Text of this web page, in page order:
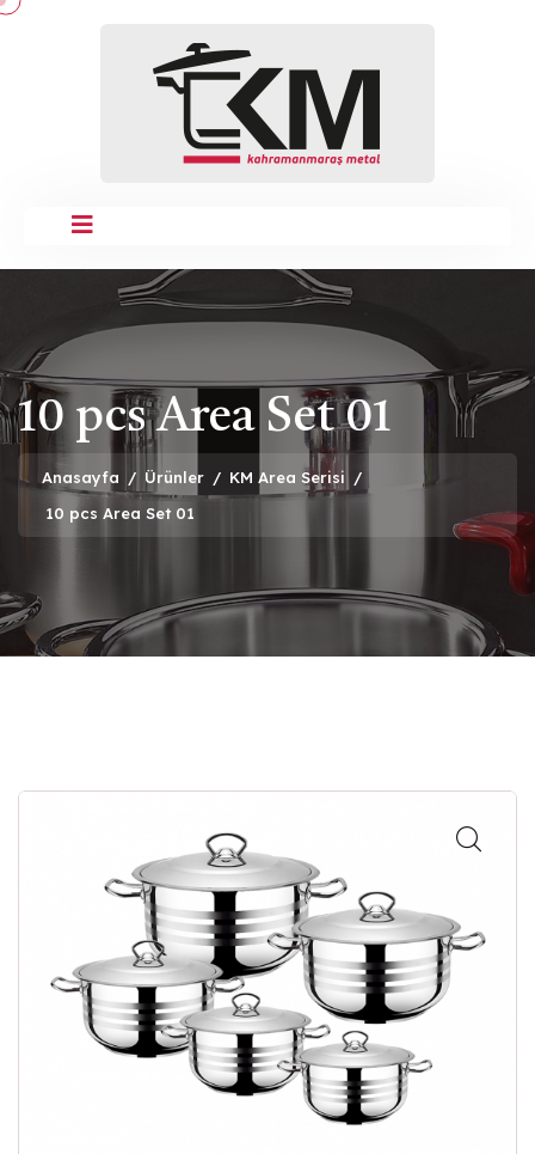
10 pcs Area Set 01
Anasayfa / Ürünler / KM Area Serisi /
10 pcs Area Set 01